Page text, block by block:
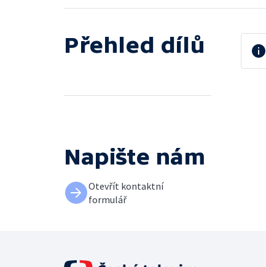
Přehled dílů
Napište nám
Otevřít kontaktní
formulář